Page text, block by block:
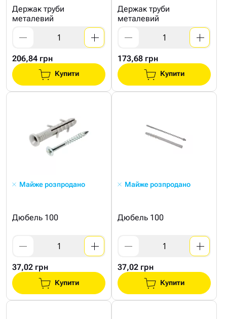
Держак труби
металевий
206,84 грн
Купити
Держак труби
металевий
173,68 грн
Купити
Майже розпродано
Дюбель 100
37,02 грн
Купити
Майже розпродано
Дюбель 100
37,02 грн
Купити